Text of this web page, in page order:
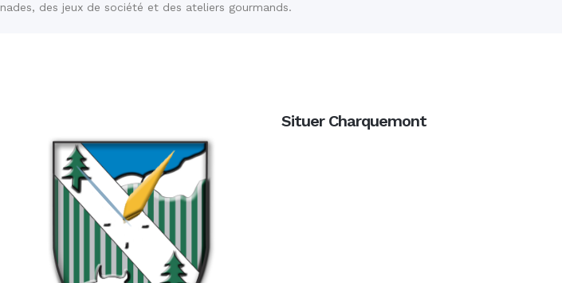
des jeux de société et des ateliers gourmands.
Situer Charquemont